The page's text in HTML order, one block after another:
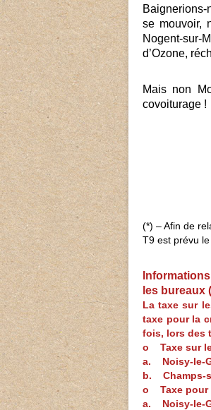
se mouvoir,
Nogent-sur-
d’Ozone,
Mais non
covoiturage !
(*) – Afin de
T9 est prévu
les bureaux
La taxe sur
taxe pour la
fois, lors des
o Taxe sur
a. Noisy-le-
b. Champs-
o Taxe pour
a. Noisy-le-